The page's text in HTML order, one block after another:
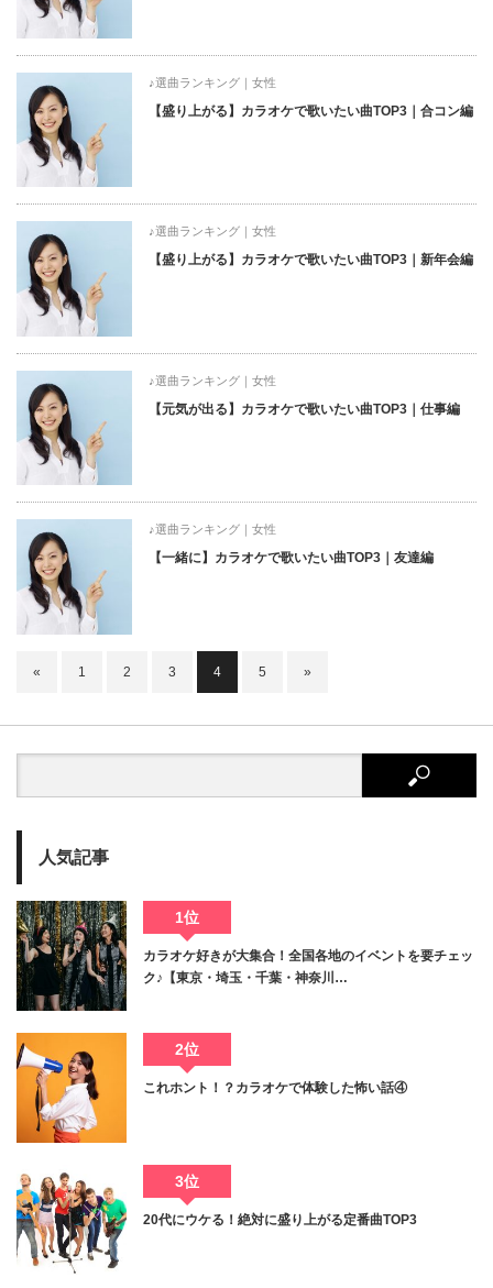
♪選曲ランキング｜女性
【盛り上がる】カラオケで歌いたい曲TOP3｜合コン編
♪選曲ランキング｜女性
【盛り上がる】カラオケで歌いたい曲TOP3｜新年会編
♪選曲ランキング｜女性
【元気が出る】カラオケで歌いたい曲TOP3｜仕事編
♪選曲ランキング｜女性
【一緒に】カラオケで歌いたい曲TOP3｜友達編
« 1 2 3 4 5 »
人気記事
1位
カラオケ好きが大集合！全国各地のイベントを要チェッ
ク♪【東京・埼玉・千葉・神奈川…
2位
これホント！？カラオケで体験した怖い話④
3位
20代にウケる！絶対に盛り上がる定番曲TOP3